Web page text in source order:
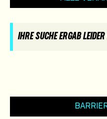
IHRE SUCHE ERGAB